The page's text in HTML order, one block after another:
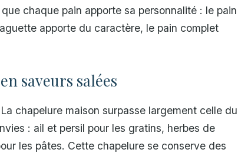
chaque pain apporte sa personnalité : le pain
apporte du caractère, le pain complet
saveurs salées
chapelure maison surpasse largement celle du
: ail et persil pour les gratins, herbes de
les pâtes. Cette chapelure se conserve des